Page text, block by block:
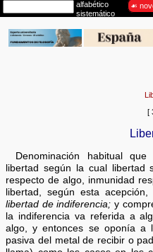
[
Denominación habitual
libertad según la cual libertad
respecto de algo, inmunidad
libertad, según esta
libertad de indiferencia; y
la indiferencia va referida a
algo, y entonces se oponía a
pasiva del metal de recibir o